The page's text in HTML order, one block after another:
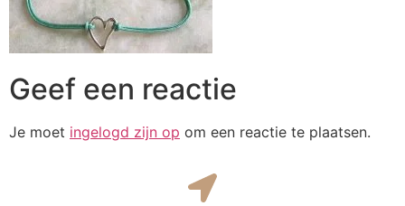
Geef een reactie
Je moet ingelogd zijn op om een reactie te plaatsen.